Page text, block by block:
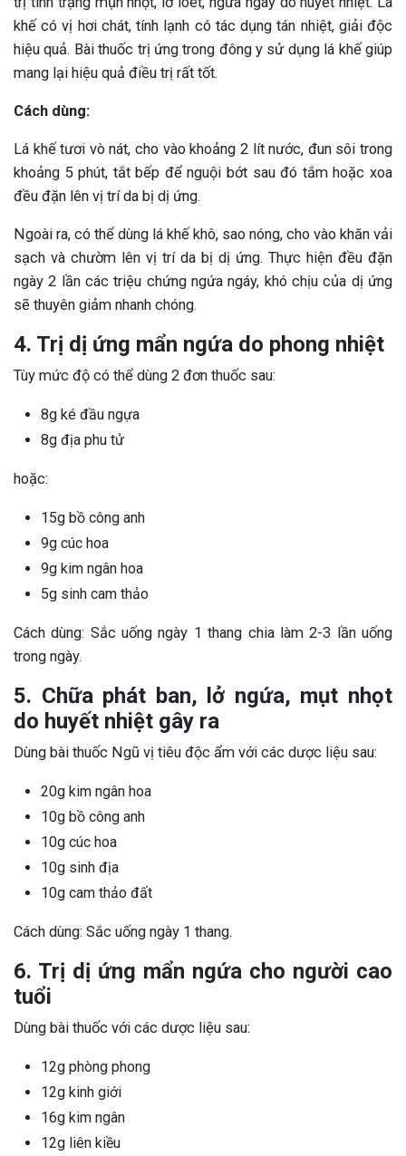
khế có vị hơi chát, tính lạnh có tác dụng tán nhiệt, giải độc
hiệu quả. Bài thuốc trị ứng trong đông y sử dụng lá khế giúp
mang lại hiệu quả điều trị rất tốt.
Cách dùng:
Lá khế tươi vò nát, cho vào khoảng 2 lít nước, đun sôi trong
khoảng 5 phút, tắt bếp để nguội bớt sau đó tắm hoặc xoa
đều đặn lên vị trí da bị dị ứng.
Ngoài ra, có thể dùng lá khế khô, sao nóng, cho vào khăn vải
sạch và chườm lên vị trí da bị dị ứng. Thực hiện đều đặn
ngày 2 lần các triệu chứng ngứa ngáy, khó chịu của dị ứng
sẽ thuyên giảm nhanh chóng.
4. Trị dị ứng mẩn ngứa do phong nhiệt
Tùy mức độ có thể dùng 2 đơn thuốc sau:
8g ké đầu ngựa
8g địa phu tử
hoặc:
15g bồ công anh
9g cúc hoa
9g kim ngân hoa
5g sinh cam thảo
Cách dùng: Sắc uống ngày 1 thang chia làm 2-3 lần uống
trong ngày.
5. Chữa phát ban, lở ngứa, mụt nhọt
do huyết nhiệt gây ra
Dùng bài thuốc Ngũ vị tiêu độc ẩm với các dược liệu sau:
20g kim ngân hoa
10g bồ công anh
10g cúc hoa
10g sinh địa
10g cam thảo đất
Cách dùng: Sắc uống ngày 1 thang.
6. Trị dị ứng mẩn ngứa cho người cao
tuổi
Dùng bài thuốc với các dược liệu sau:
12g phòng phong
12g kinh giới
16g kim ngân
12g liên kiều